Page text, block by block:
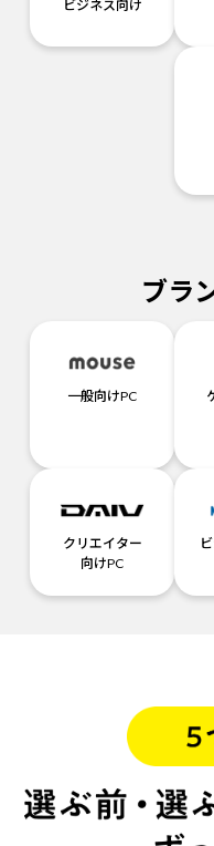
ビジネス向け
ブラ
一般向けPC
クリエイター
向けPC